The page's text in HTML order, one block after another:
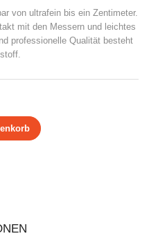
von ultrafein bis ein Zentimeter.
mit den Messern und leichtes
professionelle Qualität besteht